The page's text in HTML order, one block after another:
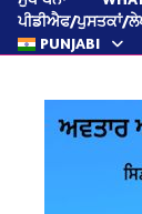
ਪੀਡੀਐਫ/ਪੁਸਤਕਾਂ/
PUNJABI